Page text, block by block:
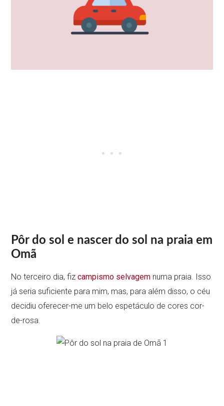
Pôr do sol e nascer do sol na praia em
Omã
No terceiro dia, fizcampismo selvagem numa praia. Isso
já seria suficiente para mim, mas, para além disso, o céu
decidiu oferecer-me um belo espetáculo de cores cor-
de-rosa.